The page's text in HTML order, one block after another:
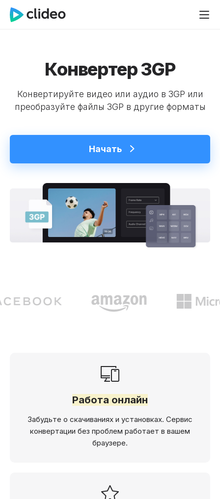
Конвертер 3GP
Конвертируйте видео или аудио в 3GP или
преобразуйте файлы 3GP в другие форматы
Начать
Работа онлайн
Забудьте о скачиваниях и установках. Сервис
конвертации без проблем работает в вашем
браузере.